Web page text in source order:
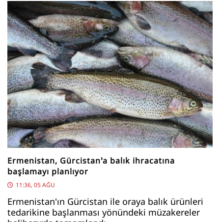
Ermenistan, Gürcistan’a balık ihracatına
başlamayı planlıyor
11:36, 05 AĞU
Ermenistan'ın Gürcistan ile oraya balık ürünleri
tedarikine başlanması yönündeki müzakereler